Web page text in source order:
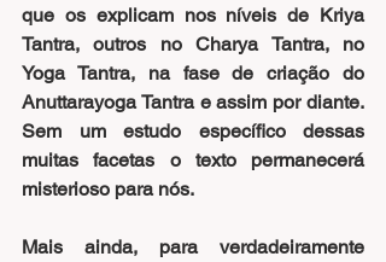
que os explicam nos níveis de Kriya
Tantra, outros no Charya Tantra
Yoga Tantra
Anuttarayoga Tantra e assim por diante.
Sem um estudo específico dessas
muitas facetas o texto permanecerá
misterioso para nós.
Mais ainda, para verdadeiramente